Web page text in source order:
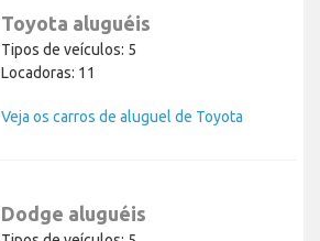
Toyota aluguéis
Tipos de veículos: 5
Locadoras: 11
Veja os carros de aluguel de Toyota
Dodge aluguéis